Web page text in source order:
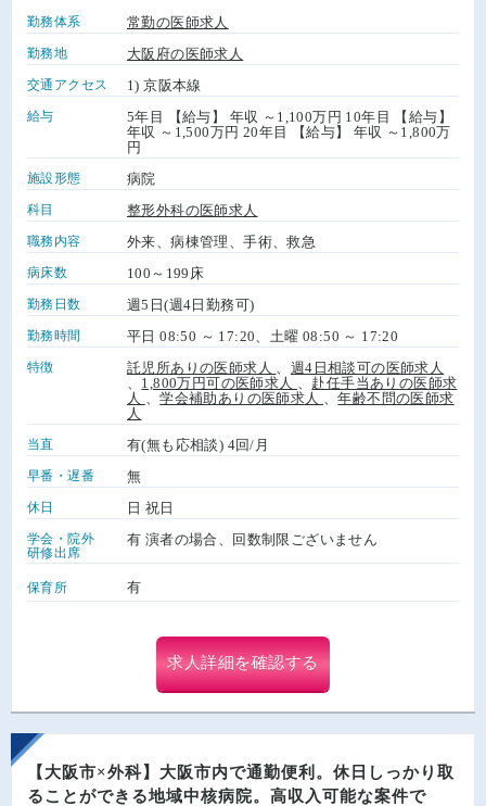
勤務体系 常勤の医師求人
勤務地 大阪府の医師求人
交通アクセス 1) 京阪本線
給与
5年目 【給与】 年収 ～1,100万円 10年目 【給与】
年収 ～1,500万円 20年目 【給与】 年収 ～1,800万
円
施設形態 病院
科目 整形外科の医師求人
職務内容 外来、病棟管理、手術、救急
病床数 100～199床
勤務日数 週5日(週4日勤務可)
勤務時間 平日 08:50 ～ 17:20、土曜 08:50 ～ 17:20
特徴 託児所ありの医師求人
週4日相談可の医師求人
1,800万円可の医師求人
赴任手当ありの医師求
人
、学会補助ありの医師求人 、年齢不問の医師求
人
当直 有(無も応相談) 4回/月
早番・遅番 無
休日 日 祝日
学会・院外
研修出席
有 演者の場合、回数制限ございません
保育所 有
求人詳細を確認する
【大阪市×外科】大阪市内で通勤便利。休日しっかり取
ることができる地域中核病院。高収入可能な案件で